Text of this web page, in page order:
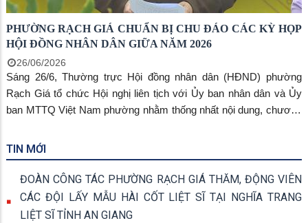
PHƯỜNG RẠCH GIÁ CHUẨN BỊ CHU ĐÁO CÁC KỲ HỌP
HỘI ĐỒNG NHÂN DÂN GIỮA NĂM 2026
26/06/2026
Sáng 26/6, Thường trực Hội đồng nhân dân (HĐND) phường
Rạch Giá tổ chức Hội nghị liên tịch với Ủy ban nhân dân và Ủy
ban MTTQ Việt Nam phường nhằm thống nhất nội dung, chương
thường lệ giữa năm 2026) của HĐND phường khóa II, nhiệm kỳ
2026-2031. Đồng chí Nguyễn Thị Hoàn Xuân, Phó Bí thư Thường
trực Đảng ủy, Chủ tịch HĐND phường chủ trì hội nghị.
TIN MỚI
ĐOÀN CÔNG TÁC PHƯỜNG RẠCH GIÁ THĂM, ĐỘNG VIÊN
CÁC ĐỘI LẤY MẪU HÀI CỐT LIỆT SĨ TẠI NGHĨA TRANG
LIỆT SĨ TỈNH AN GIANG